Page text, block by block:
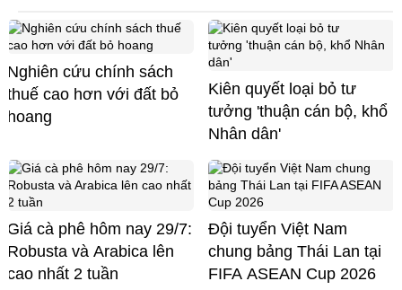
Nghiên cứu chính sách
thuế cao hơn với đất bỏ
hoang
Kiên quyết loại bỏ tư
tưởng 'thuận cán bộ, khổ
Nhân dân'
Giá cà phê hôm nay 29/7:
Robusta và Arabica lên
cao nhất 2 tuần
Đội tuyển Việt Nam
chung bảng Thái Lan tại
FIFA ASEAN Cup 2026